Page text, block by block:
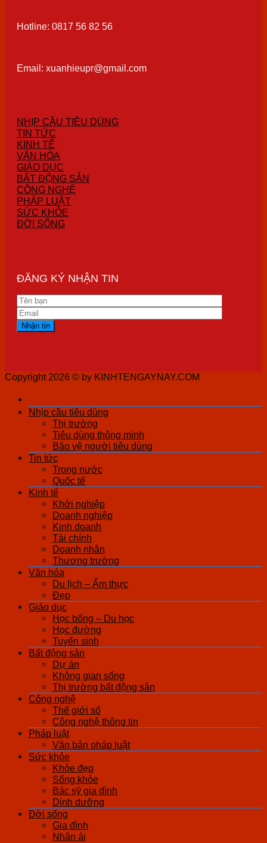
Hotline: 0817 56 82 56
Email: xuanhieupr@gmail.com
NHỊP CẦU TIÊU DÙNG
TIN TỨC
KINH TẾ
VĂN HÓA
GIÁO DỤC
BẤT ĐỘNG SẢN
CÔNG NGHỆ
PHÁP LUẬT
SỨC KHỎE
ĐỜI SỐNG
ĐĂNG KÝ NHẬN TIN
Copyright 2026 © by KINHTENGAYNAY.COM
Nhịp cầu tiêu dùng
Thị trường
Tiêu dùng thông minh
Bảo vệ người tiêu dùng
Tin tức
Trong nước
Quốc tế
Kinh tế
Khởi nghiệp
Doanh nghiệp
Kinh doanh
Tài chính
Doanh nhân
Thương trường
Văn hóa
Du lịch – Ẩm thực
Đẹp
Giáo dục
Học bổng – Du học
Học đường
Tuyển sinh
Bất động sản
Dự án
Không gian sống
Thị trường bất động sản
Công nghệ
Thế giới số
Công nghệ thông tin
Pháp luật
Văn bản pháp luật
Sức khỏe
Khỏe đẹp
Sống khỏe
Bác sỹ gia đình
Dinh dưỡng
Đời sống
Gia đình
Nhân ái